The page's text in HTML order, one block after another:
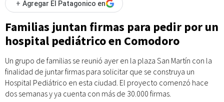
+ Agregar El Patagonico en
Familias juntan firmas para pedir por un
hospital pediátrico en Comodoro
Un grupo de familias se reunió ayer en la plaza San Martín con la
finalidad de juntar firmas para solicitar que se construya un
Hospital Pediátrico en esta ciudad. El proyecto comenzó hace
dos semanas y ya cuenta con más de 30.000 firmas.